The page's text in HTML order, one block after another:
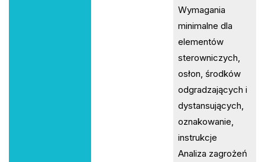
Wymagania
minimalne dla
elementów
sterowniczych,
osłon, środków
odgradzających i
dystansujących,
oznakowanie,
instrukcje
Analiza zagrożeń